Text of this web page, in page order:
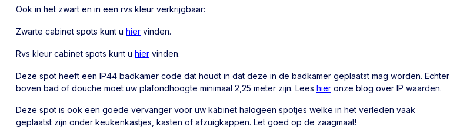
Ook in het zwart en in een rvs kleur verkrijgbaar:
Zwarte cabinet spots kunt u hier vinden.
Rvs kleur cabinet spots kunt u hier vinden.
Deze spot heeft een IP44 badkamer code dat houdt in dat deze in de badkamer geplaatst mag worden. Echter
boven bad of douche moet uw plafondhoogte minimaal 2,25 meter zijn. Lees hier onze blog over IP waarden.
Deze spot is ook een goede vervanger voor uw kabinet halogeen spotjes welke in het verleden vaak
geplaatst zijn onder keukenkastjes, kasten of afzuigkappen. Let goed op de zaagmaat!